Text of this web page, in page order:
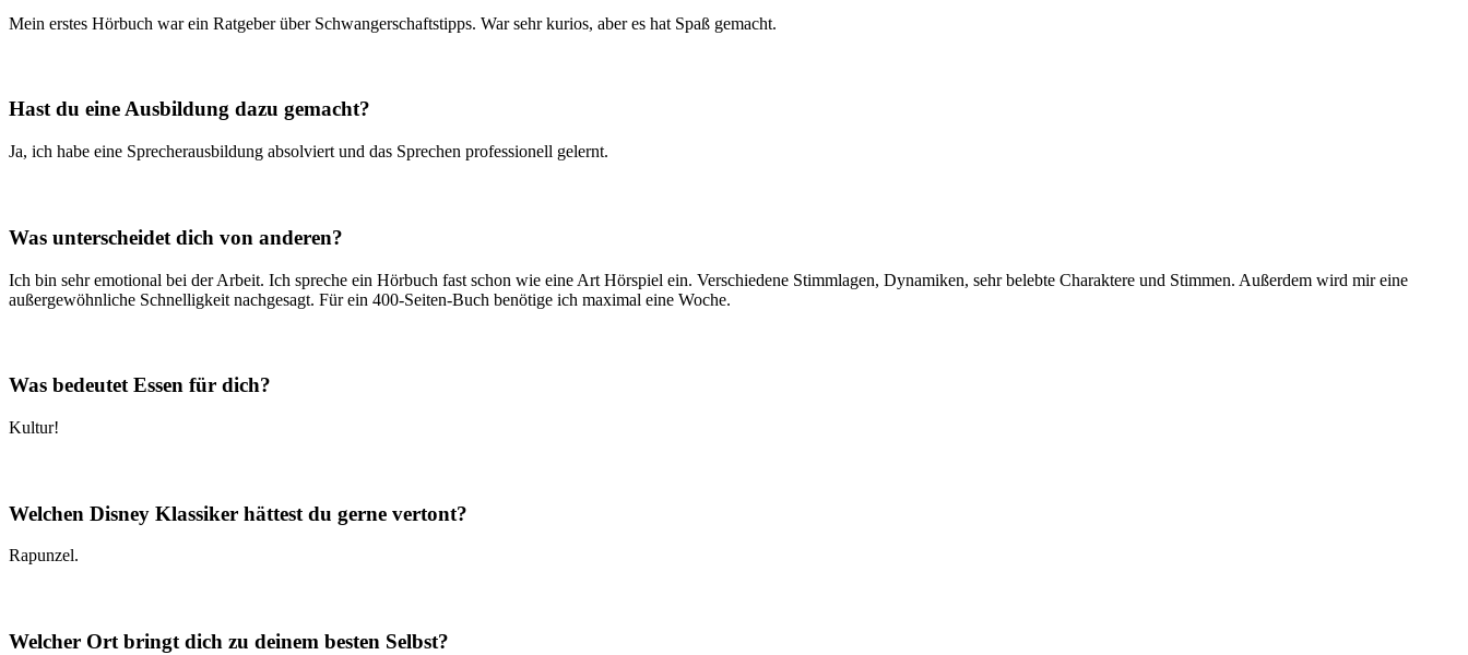
Mein erstes Hörbuch war ein Ratgeber über Schwangerschaftstipps. War sehr kurios, aber es hat Spaß gemacht.
Hast du eine Ausbildung dazu gemacht?
Ja, ich habe eine Sprecherausbildung absolviert und das Sprechen professionell gelernt.
Was unterscheidet dich von anderen?
Ich bin sehr emotional bei der Arbeit. Ich spreche ein Hörbuch fast schon wie eine Art Hörspiel ein. Verschiedene Stimmlagen, Dynamiken, sehr belebte Charaktere und Stimmen. Außerdem wird mir eine
außergewöhnliche Schnelligkeit nachgesagt. Für ein 400-Seiten-Buch benötige ich maximal eine Woche.
Was bedeutet Essen für dich?
Kultur!
Welchen Disney Klassiker hättest du gerne vertont?
Rapunzel.
Welcher Ort bringt dich zu deinem besten Selbst?